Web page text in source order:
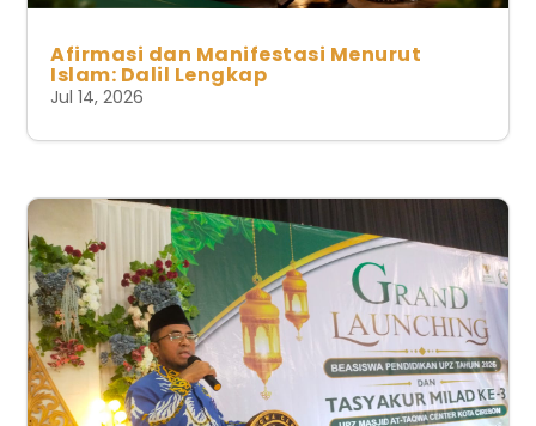
Afirmasi dan Manifestasi Menurut
Islam: Dalil Lengkap
Jul 14, 2026